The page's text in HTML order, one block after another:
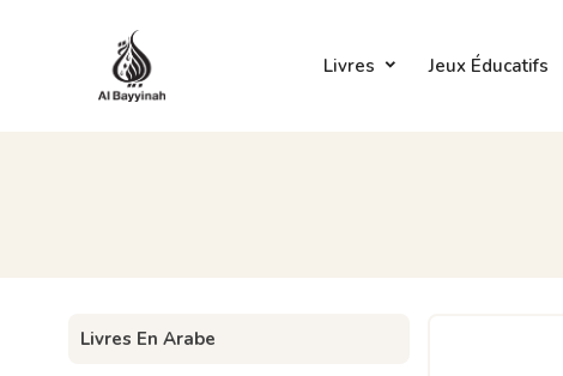
Livres Jeux Éducatifs
Livres En Arabe